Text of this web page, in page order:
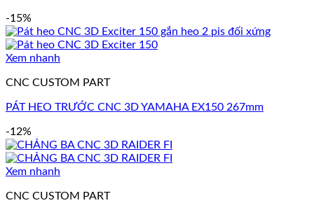
-15%
Xem nhanh
CNC CUSTOM PART
PÁT HEO TRƯỚC CNC 3D YAMAHA EX150 267mm
-12%
Xem nhanh
CNC CUSTOM PART